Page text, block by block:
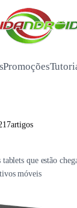
Promoções
artigos
que estão
móveis